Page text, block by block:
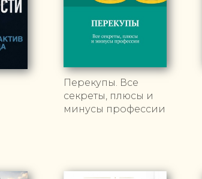
Перекупы. Все
секреты, плюсы и
минусы профессии